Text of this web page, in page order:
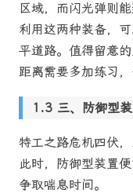
区域，而闪光弹则
利用这两种装备，
平道路。值得留意
距离需要多加练习，
三、防御型
特工之路危机四伏
此时，防御型装置
争取喘息时间。